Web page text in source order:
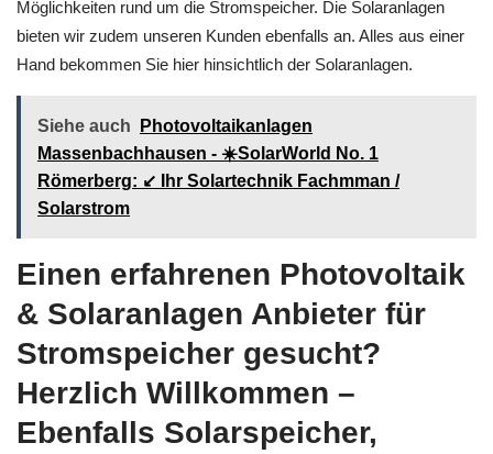
Möglichkeiten rund um die Stromspeicher. Die Solaranlagen
bieten wir zudem unseren Kunden ebenfalls an. Alles aus einer
Hand bekommen Sie hier hinsichtlich der Solaranlagen.
Siehe auch
Photovoltaikanlagen
Massenbachhausen - ☀️SolarWorld No. 1
Römerberg: ↙️ Ihr Solartechnik Fachmman /
Solarstrom
Einen erfahrenen Photovoltaik
& Solaranlagen Anbieter für
Stromspeicher gesucht?
Herzlich Willkommen –
Ebenfalls Solarspeicher,